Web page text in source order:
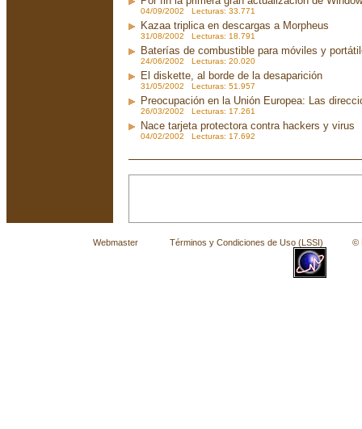
04/09/2002 Lecturas: 33.771
Kazaa triplica en descargas a Morpheus
31/08/2002 Lecturas: 18.791
Baterías de combustible para móviles y
24/06/2002 Lecturas: 20.020
El diskette, al borde de la desaparición
31/05/2002 Lecturas: 51.957
Preocupación en la Unión Europea: Las
26/03/2002 Lecturas: 17.261
Nace tarjeta protectora contra hackers y virus
04/02/2002 Lecturas: 17.692
Webmaster Términos y Condiciones de Uso (LSSI) © La